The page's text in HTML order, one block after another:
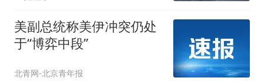
美副总统称美伊冲突仍处
于“博弈中段”
北青网-北京青年报